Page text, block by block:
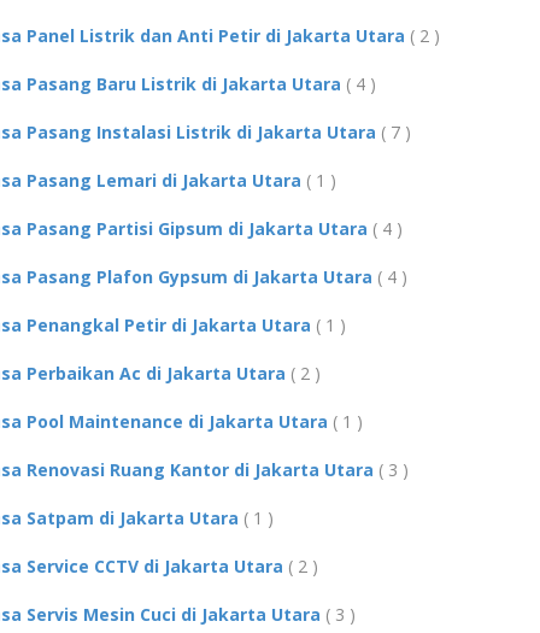
Panel Listrik dan Anti Petir di Jakarta Utara ( 2 )
Pasang Baru Listrik di Jakarta Utara ( 4 )
Pasang Instalasi Listrik di Jakarta Utara ( 7 )
Pasang Lemari di Jakarta Utara ( 1 )
Pasang Partisi Gipsum di Jakarta Utara ( 4 )
Pasang Plafon Gypsum di Jakarta Utara ( 4 )
Penangkal Petir di Jakarta Utara ( 1 )
Perbaikan Ac di Jakarta Utara ( 2 )
Pool Maintenance di Jakarta Utara ( 1 )
Renovasi Ruang Kantor di Jakarta Utara ( 3 )
Satpam di Jakarta Utara ( 1 )
Service CCTV di Jakarta Utara ( 2 )
Servis Mesin Cuci di Jakarta Utara ( 3 )